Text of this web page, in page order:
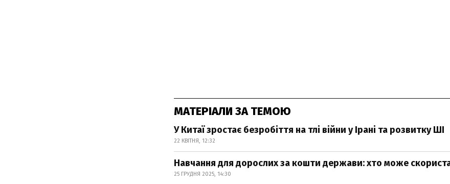
МАТЕРІАЛИ ЗА ТЕМОЮ
У Китаї зростає безробіття на тлі війни у Ірані та розвитку ШІ
22 КВІТНЯ, 12:32
Навчання для дорослих за кошти держави: хто може
25 ГРУДНЯ 2025, 14:30